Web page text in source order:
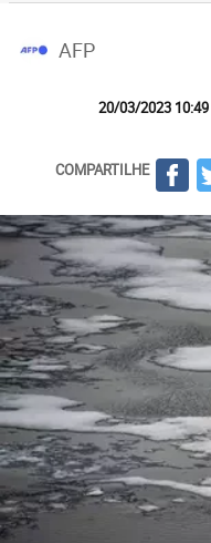
AFP
20/03/2023 10:49
COMPARTILHE